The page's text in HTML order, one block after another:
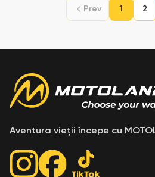
Prev 1 2
Aventura vieții începe cu